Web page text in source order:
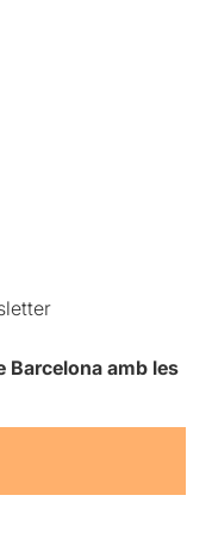
Barcelona amb les